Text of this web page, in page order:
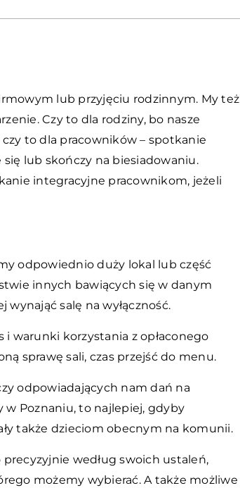
lub przyjęciu rodzinnym. My też
Czy to dla rodziny, bo nasze
to dla pracowników – spotkanie
lub skończy na biesiadowaniu.
integracyjne pracownikom, jeżeli
odpowiednio duży lokal lub część
innych bawiących się w danym
salę na wyłączność.
warunki korzystania z opłaconego
sprawę sali, czas przejść do menu.
odpowiadających nam dań na
Poznaniu, to najlepiej, gdyby
także dzieciom obecnym na komunii.
według swoich ustaleń,
możemy wybierać. A także możliwe